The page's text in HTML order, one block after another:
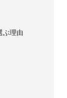
ぶ理由